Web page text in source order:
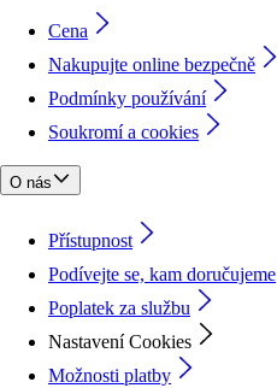
Cena
Nakupujte online bezpečně
Podmínky používání
Soukromí a cookies
O nás
Přístupnost
Podívejte se, kam doručujeme
Poplatek za službu
Nastavení Cookies
Možnosti platby